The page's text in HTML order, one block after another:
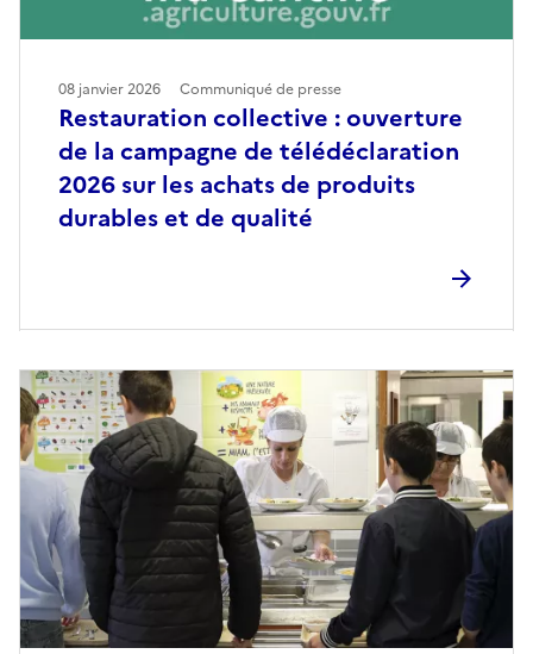
Restauration collective : ouverture
de la campagne de télédéclaration
2026 sur les achats de produits
durables et de qualité
08 janvier 2026 Communiqué de presse